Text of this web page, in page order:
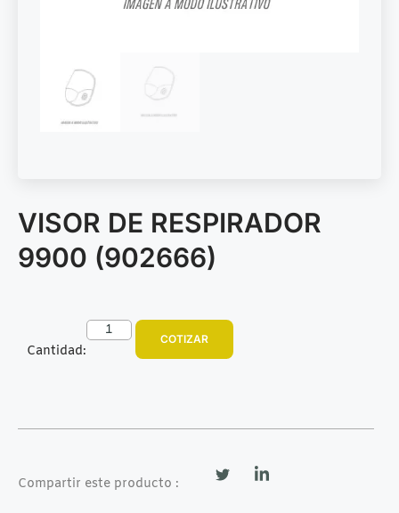
VISOR DE RESPIRADOR
9900 (902666)
Cantidad:
COTIZAR
Compartir este producto :